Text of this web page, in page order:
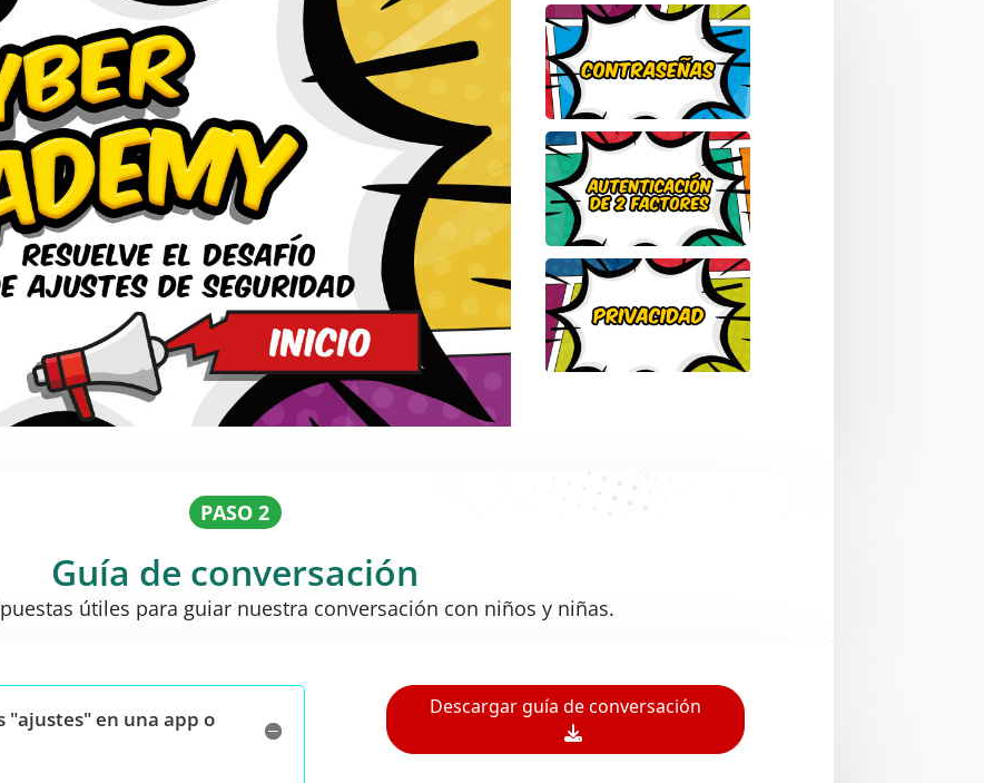
PASO 2
Guía de conversación
útiles para guiar nuestra conversación con niños y niñas.
"ajustes" en una app o
Descargar guía de conversación
Open On A New Tab